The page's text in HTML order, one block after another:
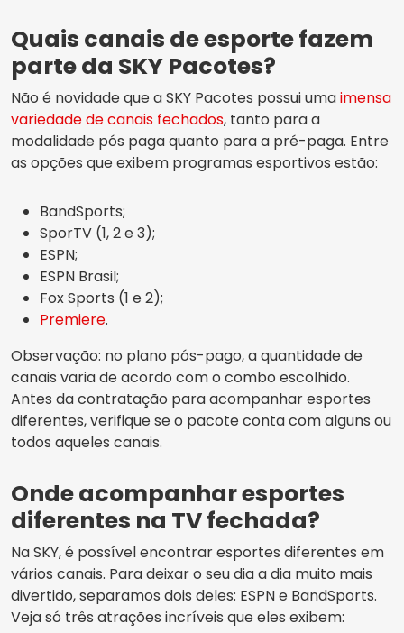
Quais canais de esporte fazem
parte da SKY Pacotes?
Não é novidade que a SKY Pacotes possui umaimensa
variedade de canais fechados, tanto para a
modalidade pós paga quanto para a pré-paga. Entre
as opções que exibem programas esportivos estão:
BandSports;
SporTV (1, 2 e 3);
ESPN;
ESPN Brasil;
Fox Sports (1 e 2);
Premiere.
Observação: no plano pós-pago, a quantidade de
canais varia de acordo com o combo escolhido.
Antes da contratação para acompanhar esportes
diferentes, verifique se o pacote conta com alguns ou
todos aqueles canais.
Onde acompanhar esportes
diferentes na TV fechada?
Na SKY, é possível encontrar esportes diferentes em
vários canais. Para deixar o seu dia a dia muito mais
divertido, separamos dois deles: ESPN e BandSports.
Veja só três atrações incríveis que eles exibem: